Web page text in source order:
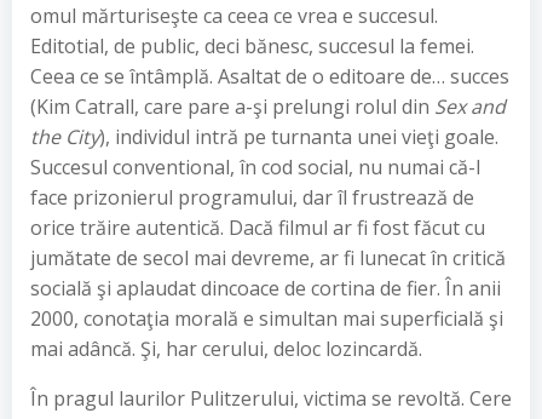
omul mărturiseşte ca ceea ce vrea e succesul.
Editotial, de public, deci bănesc, succesul la femei.
Ceea ce se întâmplă. Asaltat de o editoare de… succes
(Kim Catrall, care pare a-şi prelungi rolul din Sex and
the City), individul intră pe turnanta unei vieţi goale.
Succesul conventional, în cod social, nu numai că-l
face prizonierul programului, dar îl frustrează de
orice trăire autentică. Dacă filmul ar fi fost făcut cu
jumătate de secol mai devreme, ar fi lunecat în critică
socială şi aplaudat dincoace de cortina de fier. În anii
2000, conotaţia morală e simultan mai superficială şi
mai adâncă. Şi, har cerului, deloc lozincardă.
În pragul laurilor Pulitzerului, victima se revoltă. Cere